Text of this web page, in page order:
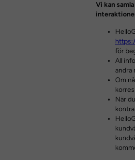
Vi kan
för
All
andra
Om
När